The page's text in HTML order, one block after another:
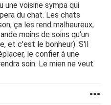
une voisine sympa qui
du chat. Les chats
ça les rend malheureux,
moins de soins qu'un
et c'est le bonheur). S'il
le confier à une
soin. Le mien ne veut